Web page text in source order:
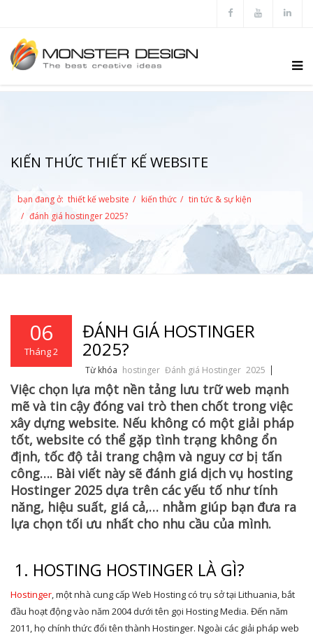
KIẾN THỨC THIẾT KẾ WEBSITE
bạn đang ở: thiết kế website kiến thức
tin tức & sự kiện
đánh giá hostinger 2025?
06
Tháng 2
ĐÁNH GIÁ HOSTINGER
2025?
Từ khóa hostinger Đánh giá Hostinger 2025
Việc chọn lựa một nền tảng lưu trữ web mạnh
mẽ và tin cậy đóng vai trò then chốt trong việc
xây dựng website. Nếu không có một giải pháp
tốt, website có thể gặp tình trạng không ổn
định, tốc độ tải trang chậm và nguy cơ bị tấn
công…. Bài viết này sẽ đánh giá dịch vụ hosting
Hostinger 2025 dựa trên các yếu tố như tính
năng, hiệu suất, giá cả,… nhằm giúp bạn đưa ra
lựa chọn tối ưu nhất cho nhu cầu của mình.
1. HOSTING HOSTINGER LÀ GÌ?
Hostinger, một nhà cung cấp Web Hosting có trụ sở tại Lithuania, bắt
đầu hoạt động vào năm 2004 dưới tên gọi Hosting Media. Đến năm
2011, họ chính thức đổi tên thành Hostinger. Ngoài các giải pháp web